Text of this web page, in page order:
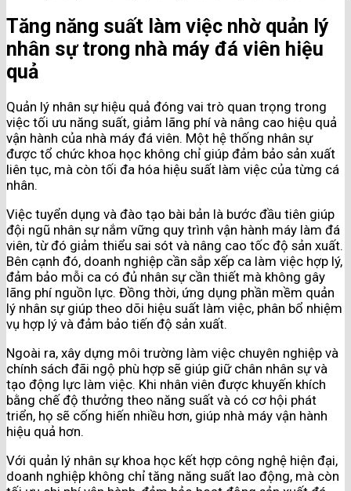
Tăng năng suất làm việc nhờ quản lý
nhân sự trong nhà máy đá viên hiệu
quả
Quản lý nhân sự hiệu quả đóng vai trò quan trọng trong
việc tối ưu năng suất, giảm lãng phí và nâng cao hiệu quả
vận hành của nhà máy đá viên. Một hệ thống nhân sự
được tổ chức khoa học không chỉ giúp đảm bảo sản xuất
liên tục, mà còn tối đa hóa hiệu suất làm việc của từng cá
nhân.
Việc tuyển dụng và đào tạo bài bản là bước đầu tiên giúp
đội ngũ nhân sự nắm vững quy trình vận hành máy làm đá
viên, từ đó giảm thiểu sai sót và nâng cao tốc độ sản xuất.
Bên cạnh đó, doanh nghiệp cần sắp xếp ca làm việc hợp lý,
đảm bảo mỗi ca có đủ nhân sự cần thiết mà không gây
lãng phí nguồn lực. Đồng thời, ứng dụng phần mềm quản
lý nhân sự giúp theo dõi hiệu suất làm việc, phân bổ nhiệm
vụ hợp lý và đảm bảo tiến độ sản xuất.
Ngoài ra, xây dựng môi trường làm việc chuyên nghiệp và
chính sách đãi ngộ phù hợp sẽ giúp giữ chân nhân sự và
tạo động lực làm việc. Khi nhân viên được khuyến khích
bằng chế độ thưởng theo năng suất và có cơ hội phát
triển, họ sẽ cống hiến nhiều hơn, giúp nhà máy vận hành
hiệu quả hơn.
Với quản lý nhân sự khoa học kết hợp công nghệ hiện đại,
doanh nghiệp không chỉ tăng năng suất lao động, mà còn